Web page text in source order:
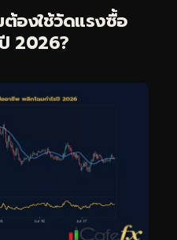
ต้องใช้วัดแรงซื้อ
2026?